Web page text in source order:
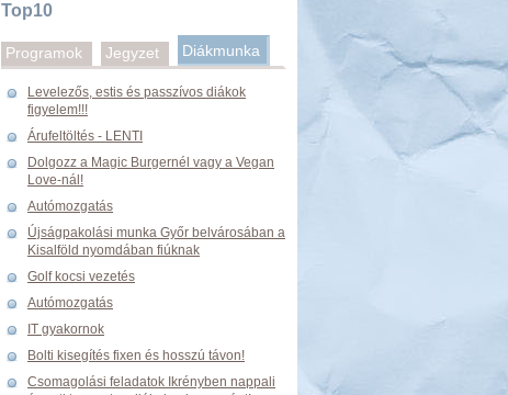
Top10
Programok Jegyzet Diákmunka
Levelezős, estis és passzívos diákok
figyelem!!!
Árufeltöltés - LENTI
Dolgozz a Magic Burgernél vagy a Vegan
Love-nál!
Autómozgatás
Újságpakolási munka Győr belvárosában a
Kisalföld nyomdában fiúknak
Golf kocsi vezetés
Autómozgatás
IT gyakornok
Bolti kisegítés fixen és hosszú távon!
Csomagolási feladatok Ikrényben nappali